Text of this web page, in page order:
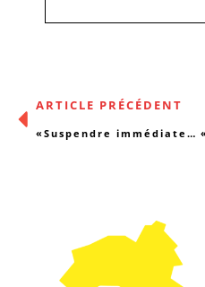
ARTICLE PRÉCÉDENT
«Suspendre immédiatement le paiement de la dette pour sauver des vies»